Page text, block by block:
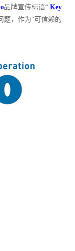
品牌宣传标语“ Key
题，作为“可信赖的